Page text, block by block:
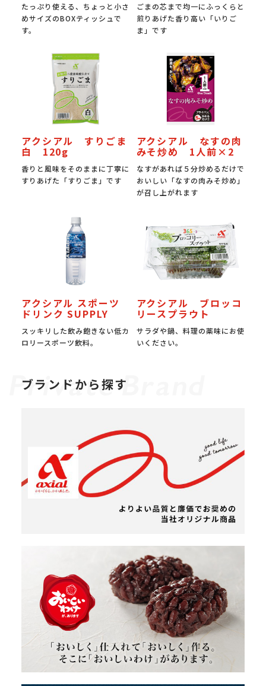
たっぷり使える、ちょっと小さ
めサイズのBOXティッシュで
す。
ごまの芯まで均一にふっくらと
煎りあげた香り高い「いりご
ま」です
アクシアル すりごま
白 120g
香りと風味をそのままに丁寧に
すりあげた「すりごま」です
アクシアル なすの肉
みそ炒め 1人前×2
なすがあれば５分炒めるだけで
おいしい「なすの肉みそ炒め」
が召し上がれます
アクシアル スポーツ
ドリンク SUPPLY
スッキリした飲み飽きない低カ
ロリースポーツ飲料。
アクシアル ブロッコ
リースプラウト
サラダや鍋、料理の薬味にお使
いください。
ブランドから探す